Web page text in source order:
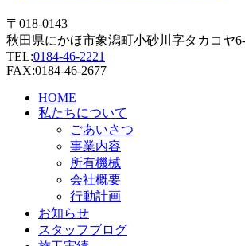
〒018-0143
秋田県にかほ市象潟町小砂川字タカコヤ
TEL:0184-46-2221
FAX:0184-46-2677
HOME
私たちについて
ごあいさつ
事業内容
所有機械
会社概要
行動計画
お知らせ
スタッフブログ